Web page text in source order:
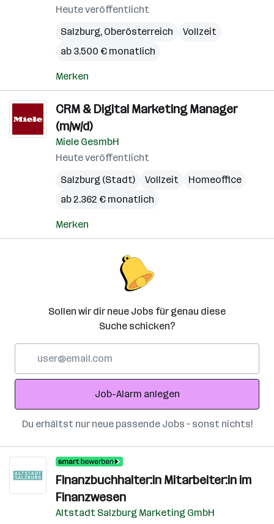
Heute veröffentlicht
Salzburg, Oberösterreich
Vollzeit
ab 3.500 € monatlich
Merken
CRM & Digital Marketing Manager
(m/w/d)
Miele GesmbH
Heute veröffentlicht
Salzburg (Stadt)
Vollzeit
Homeoffice
ab 2.362 € monatlich
Merken
Sollen wir dir neue Jobs für genau diese
Suche schicken?
Adresse
Job-Alarm anlegen
Du erhältst nur neue passende Jobs – sonst nichts!
Finanzbuchhalter:in Mitarbeiter:in im
Finanzwesen
Altstadt Salzburg Marketing GmbH